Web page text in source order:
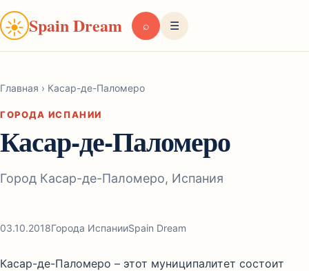
☀Spain Dream ⌕ ☰
Главная › Касар-де-Паломеро
ГОРОДА ИСПАНИИ
Касар-де-Паломеро
Город Касар-де-Паломеро, Испания
03.10.2018Города ИспанииSpain Dream
Касар-де-Паломеро – этот муниципалитет состоит